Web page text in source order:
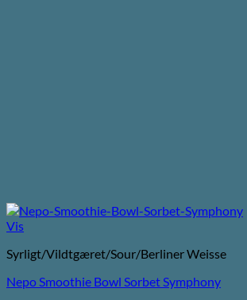
Vis
Syrligt/Vildtgæret/Sour/Berliner Weisse
Nepo Smoothie Bowl Sorbet Symphony